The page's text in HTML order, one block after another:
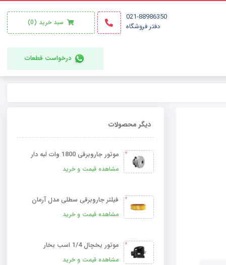
021-88986350
دفتر فروشگاه
سبد خرید (0)
درخواست قطعات
دیگر محصولات
موتور جاروبرقی 1800 وات لبه دار
مشاهده قیمت و خرید
فیلتر جاروبرقی سطلی مدل آرمان
مشاهده قیمت و خرید
موتور یخچال 1/4 اسب بخار
مشاهده قیمت و خرید